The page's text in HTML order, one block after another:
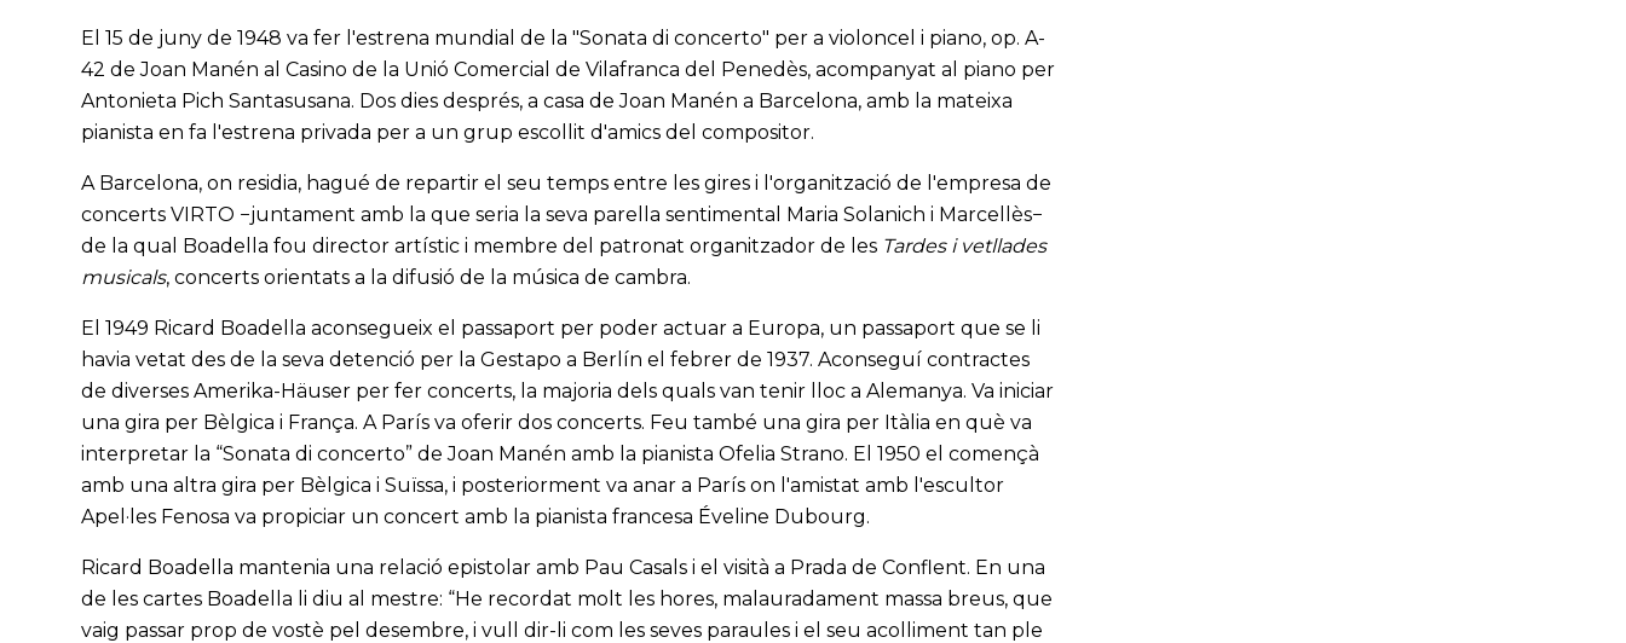
El 15 de juny de 1948 va fer l'estrena mundial de la "Sonata di concerto" per a violoncel i piano, op. A-
42 de Joan Manén al Casino de la Unió Comercial de Vilafranca del Penedès, acompanyat al piano per
Antonieta Pich Santasusana. Dos dies després, a casa de Joan Manén a Barcelona, amb la mateixa
pianista en fa l'estrena privada per a un grup escollit d'amics del compositor.
A Barcelona, on residia, hagué de repartir el seu temps entre les gires i l'organització de l'empresa de
concerts VIRTO −juntament amb la que seria la seva parella sentimental Maria Solanich i Marcellès−
de la qual Boadella fou director artístic i membre del patronat organitzador de les Tardes i vetllades
musicals, concerts orientats a la difusió de la música de cambra.
El 1949 Ricard Boadella aconsegueix el passaport per poder actuar a Europa, un passaport que se li
havia vetat des de la seva detenció per la Gestapo a Berlín el febrer de 1937. Aconseguí contractes
de diverses Amerika-Häuser per fer concerts, la majoria dels quals van tenir lloc a Alemanya. Va iniciar
una gira per Bèlgica i França. A París va oferir dos concerts. Feu també una gira per Itàlia en què va
interpretar la “Sonata di concerto” de Joan Manén amb la pianista Ofelia Strano. El 1950 el començà
amb una altra gira per Bèlgica i Suïssa, i posteriorment va anar a París on l'amistat amb l'escultor
Apel·les Fenosa va propiciar un concert amb la pianista francesa Éveline Dubourg.
Ricard Boadella mantenia una relació epistolar amb Pau Casals i el visità a Prada de Conflent. En una
de les cartes Boadella li diu al mestre: “He recordat molt les hores, malauradament massa breus, que
vaig passar prop de vostè pel desembre, i vull dir-li com les seves paraules i el seu acolliment tan ple